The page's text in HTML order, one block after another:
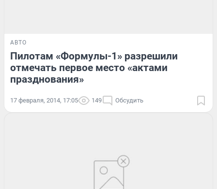
АВТО
Пилотам «Формулы-1» разрешили
отмечать первое место «актами
празднования»
17 февраля, 2014, 17:05 149 Обсудить